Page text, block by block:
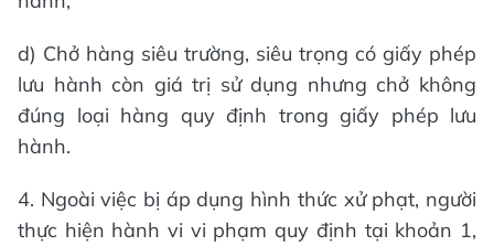
d) Chở hàng siêu trường, siêu trọng có giấy phép
lưu hành còn giá trị sử dụng nhưng chở không
đúng loại hàng quy định trong giấy phép lưu
hành.
4. Ngoài việc bị áp dụng hình thức xử phạt, người
thực hiện hành vi vi phạm quy định tại khoản 1,